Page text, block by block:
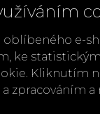
Popis
Sprej
250 ml
oblíbeného e-
ke
Kliknutím
zpracováním